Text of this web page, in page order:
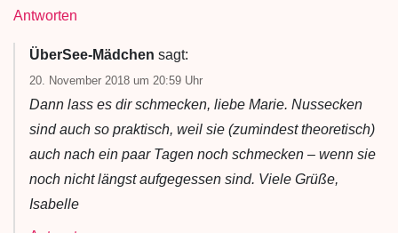
Antworten
ÜberSee-Mädchen sagt:
20. November 2018 um 20:59 Uhr
Dann lass es dir schmecken, liebe Marie. Nussecken
sind auch so praktisch, weil sie (zumindest theoretisch)
auch nach ein paar Tagen noch schmecken – wenn sie
noch nicht längst aufgegessen sind. Viele Grüße,
Isabelle